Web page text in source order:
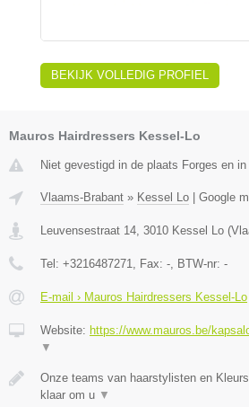
BEKIJK VOLLEDIG PROFIEL
Mauros Hairdressers Kessel-Lo
Niet gevestigd in de plaats Forges en in
Vlaams-Brabant » Kessel Lo | Google
Leuvensestraat 14 3010 Kessel Lo (
Tel: +3216487271 , Fax: - , BTW-nr: -
E-mail › Mauros Hairdressers Kessel-Lo
Website: https://www.mauros.be/
▼
Onze teams van haarstylisten en
klaar om u ▼